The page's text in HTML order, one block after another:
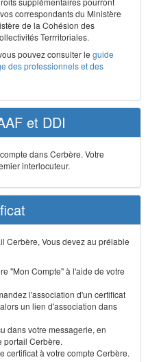
correspondants du Ministère
de la Cohésion des
Terrritoriales.
pouvez consulter le guide
des professionnels et des
et DDI
dans Cerbère. Votre
interlocuteur.
Cerbère, Vous devez au prélable
"Mon Compte" à l'aide de votre
l'association d'un certificat
un lien d'association dans
dans votre messagerie, en
portail Cerbère.
certificat à votre compte Cerbère.